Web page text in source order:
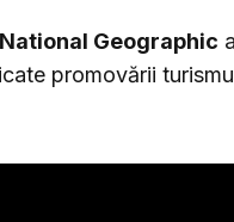
National Geographic
promovării